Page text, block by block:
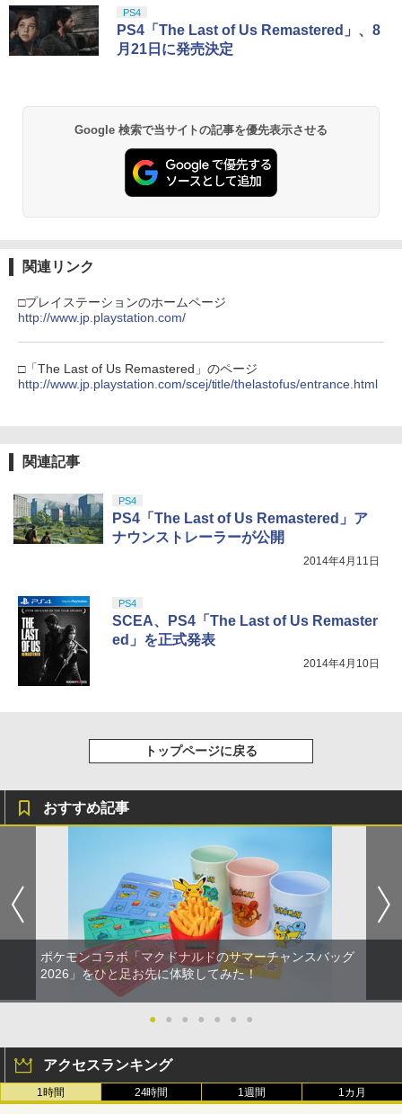
PS4
PS4「The Last of Us Remastered」、8
月21日に発売決定
Google 検索で当サイトの記事を優先表示させる
関連リンク
□プレイステーションのホームページ
http://www.jp.playstation.com/
□「The Last of Us Remastered」のページ
http://www.jp.playstation.com/scej/title/thelastofus/entrance.html
関連記事
PS4
PS4「The Last of Us Remastered」ア
ナウンストレーラーが公開
2014年4月11日
PS4
SCEA、PS4「The Last of Us Remaster
ed」を正式発表
2014年4月10日
トップページに戻る
おすすめ記事
ポケモンコラボ「マクドナルドのサマーチャンスバッグ
2026」をひと足お先に体験してみた！
● ● ● ● ● ● ●
アクセスランキング
1時間 24時間 1週間 1カ月